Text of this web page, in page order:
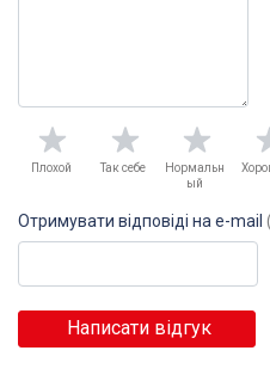
Плохой Так себе
Нормальн
ый
Отримувати відповіді на e-mail
Написати відгук